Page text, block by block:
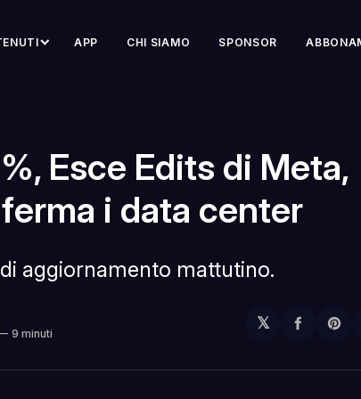
APP CHI SIAMO SPONSOR
Esce Edits di Meta,
i data center
aggiornamento mattutino.
9 minuti
𝕏